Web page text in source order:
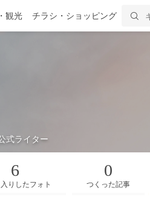
観光 チラシ・ショッピング
式ライター
6
りしたフォト
0
つくった記事